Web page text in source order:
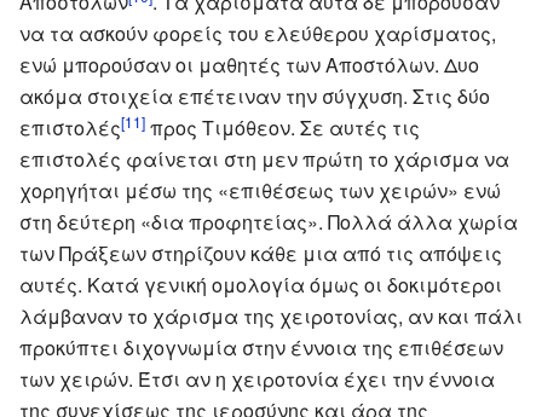
να τα ασκούν φορείς του ελεύθερου χαρίσματος,
ενώ μπορούσαν οι μαθητές των Αποστόλων. Δυο
ακόμα στοιχεία επέτειναν την σύγχυση. Στις δύο
επιστολές[11] προς Τιμόθεον. Σε αυτές τις
επιστολές φαίνεται στη μεν πρώτη το χάρισμα να
χορηγήται μέσω της «επιθέσεως των χειρών» ενώ
στη δεύτερη «δια προφητείας». Πολλά άλλα χωρία
των Πράξεων στηρίζουν κάθε μια από τις απόψεις
αυτές. Κατά γενική ομολογία όμως οι δοκιμότεροι
λάμβαναν το χάρισμα της χειροτονίας, αν και πάλι
προκύπτει διχογνωμία στην έννοια της επιθέσεων
των χειρών. Έτσι αν η χειροτονία έχει την έννοια
της συνεχίσεως της ιεροσύνης και άρα της